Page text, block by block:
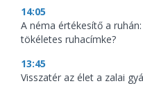
14:05
A néma értékesítő a
tökéletes ruhacímke?
13:45
Visszatér az élet a zalai